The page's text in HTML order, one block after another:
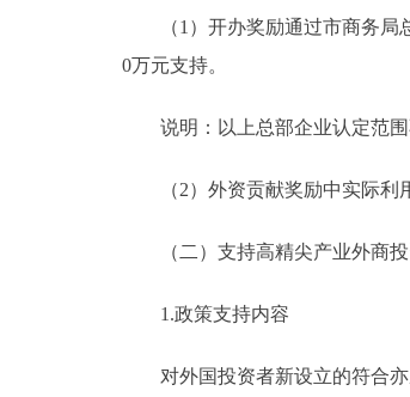
（1）开办奖励通过市商务局总
0万元支持。
说明：以上总部企业认定范围
（2）外资贡献奖励中实际利用
（二）支持高精尖产业外商投
1.政策支持内容
对外国投资者新设立的符合亦